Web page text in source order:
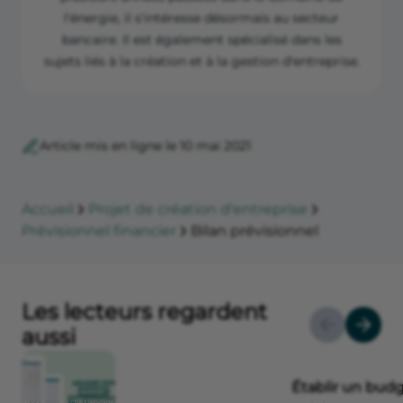
l'énergie, il s'intéresse désormais au secteur
bancaire. Il est également spécialisé dans les
sujets liés à la création et à la gestion d'entreprise.
Article mis en ligne le 10 mai 2021
Accueil
Projet de création d'entreprise
Prévisionnel financier
Bilan prévisionnel
Les lecteurs regardent
aussi
Établir un